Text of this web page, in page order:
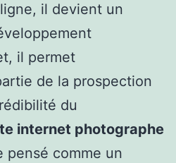
il devient un
il permet
de la prospection
du
internet photographe
pensé comme un